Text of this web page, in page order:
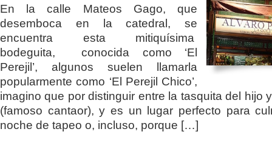
En la calle Mateos Gago, que
desemboca en la catedral, se
encuentra esta mitiquísima
bodeguita, conocida como ‘El
Perejil’, algunos suelen llamarla
popularmente como ‘El Perejil Chico’,
imagino que por distinguir entre la tasquita del hijo
(famoso cantaor), y es un lugar perfecto para
noche de tapeo o, incluso, porque […]